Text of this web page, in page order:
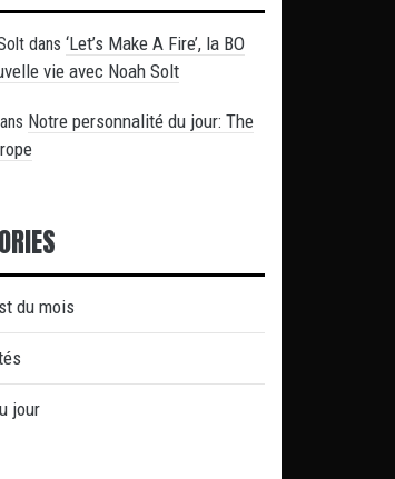
dans ‘Let’s Make A Fire’, la BO
vie avec Noah Solt
Notre personnalité du jour: The
du mois
jour